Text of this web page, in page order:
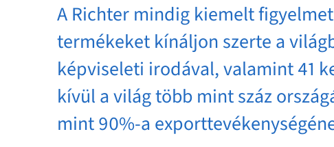
A Richter mindig kiemelt
termékeket kínáljon szerte a
képviseleti irodával, valamint 41
kívül a világ több mint száz
mint 90%-a